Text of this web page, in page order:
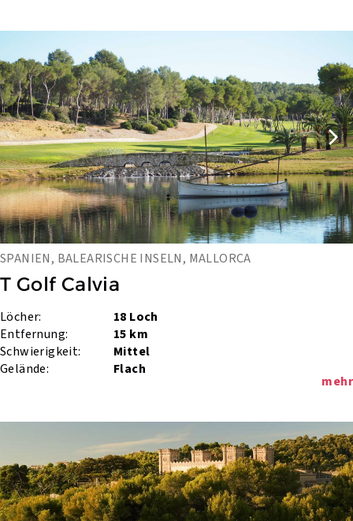
SPANIEN, BALEARISCHE INSELN, MALLORCA
T Golf Calvia
Löcher:
18 Loch
Entfernung:
15 km
Schwierigkeit:
Mittel
Gelände:
Flach
mehr